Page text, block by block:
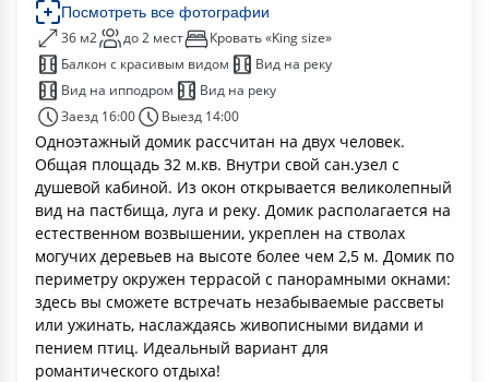
Посмотреть все фотографии
36 м2 до 2 мест
Кровать «King size»
Балкон с красивым видом
Вид на реку
Вид на ипподром
Вид на реку
Заезд 16:00
Выезд 14:00
Одноэтажный домик рассчитан на двух человек.
Общая площадь 32 м.кв. Внутри свой сан.узел с
душевой кабиной. Из окон открывается великолепный
вид на пастбища, луга и реку. Домик располагается на
естественном возвышении, укреплен на стволах
могучих деревьев на высоте более чем 2,5 м. Домик по
периметру окружен террасой с панорамными окнами:
здесь вы сможете встречать незабываемые рассветы
или ужинать, наслаждаясь живописными видами и
пением птиц. Идеальный вариант для
романтического отдыха!